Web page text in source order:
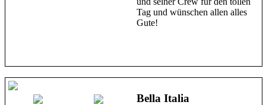
Tag und wünschen allen alles
Gute!
Bella Italia